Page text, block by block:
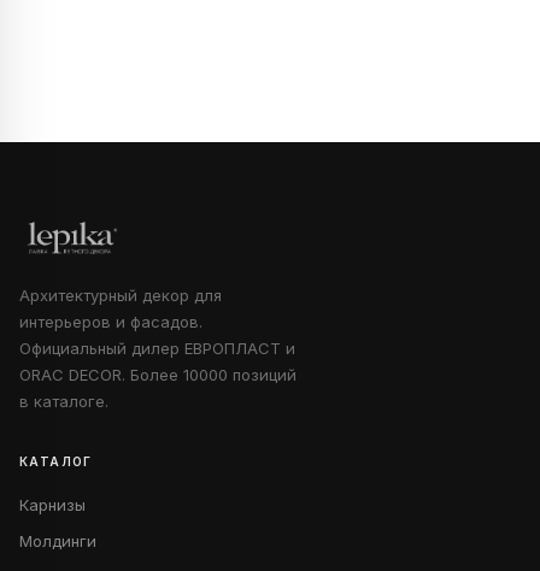
Архитектурный декор для
интерьеров и фасадов.
Официальный дилер ЕВРОПЛАСТ и
ORAC DECOR. Более 10000 позиций
в каталоге.
КАТАЛОГ
Карнизы
Молдинги